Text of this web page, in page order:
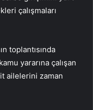
çalışmaları
toplantısında
yararına çalışan
ailelerini zaman